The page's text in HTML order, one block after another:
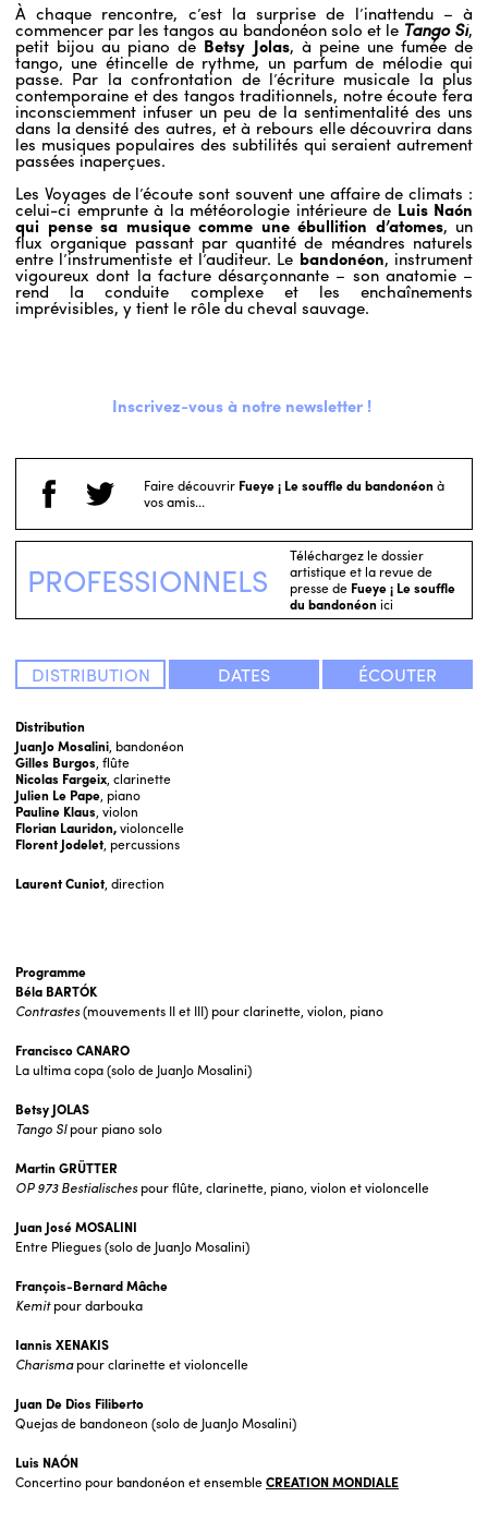
Distribution
JuanJo Mosalini, bandonéon
Gilles Burgos, flûte
Nicolas Fargeix, clarinette
Julien Le Pape, piano
Pauline Klaus, violon
Florian Lauridon,violoncelle
Florent Jodelet, percussions
Laurent Cuniot, direction
Programme
Béla BARTÓK
Contrastes(mouvements II et III) pour clarinette, violon, piano
Francisco CANARO
La ultima copa (solo de JuanJo Mosalini)
Betsy JOLAS
Tango SIpour piano solo
Martin GRÜTTER
OP 973 Bestialischespour flûte, clarinette, piano, violon et violoncelle
Juan José MOSALINI
Entre Pliegues (solo de JuanJo Mosalini)
François-Bernard Mâche
Kemitpour darbouka
Iannis XENAKIS
Charismapour clarinette et violoncelle
Juan De Dios Filiberto
Quejas de bandoneon (solo de JuanJo Mosalini)
Luis NAÓN
Concertino pour bandonéon et ensembleCREATION MONDIALE
À chaque rencontre, c’est la surprise de l’inattendu – à
commencer par les tangos au bandonéon solo et le Tango Si,
petit bijou au piano de Betsy Jolas, à peine une fumée de
tango, une étincelle de rythme, un parfum de mélodie qui
passe. Par la confrontation de l’écriture musicale la plus
contemporaine et des tangos traditionnels, notre écoute fera
inconsciemment infuser un peu de la sentimentalité des uns
dans la densité des autres, et à rebours elle découvrira dans
les musiques populaires des subtilités qui seraient autrement
passées inaperçues.
Les Voyages de l’écoute sont souvent une affaire de climats :
celui-ci emprunte à la météorologie intérieure de Luis Naón
qui pense sa musique comme une ébullition d’atomes, un
flux organique passant par quantité de méandres naturels
entre l’instrumentiste et l’auditeur. Le bandonéon, instrument
vigoureux dont la facture désarçonnante – son anatomie –
rend la conduite complexe et les enchaînements
imprévisibles, y tient le rôle du cheval sauvage.
Inscrivez-vous à notre newsletter !
Faire découvrir Fueye ¡ Le souffle du bandonéon à
vos amis...
PROFESSIONNELS
Téléchargez le dossier
artistique et la revue de
presse de Fueye ¡ Le souffle
du bandonéon ici
DISTRIBUTION DATES ÉCOUTER